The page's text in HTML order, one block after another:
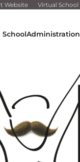
Website Virtual School
SchoolAdministration